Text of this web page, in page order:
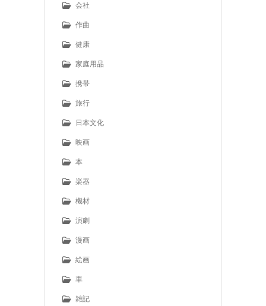
会社
作曲
健康
家庭用品
携帯
旅行
日本文化
映画
本
楽器
機材
演劇
漫画
絵画
車
雑記